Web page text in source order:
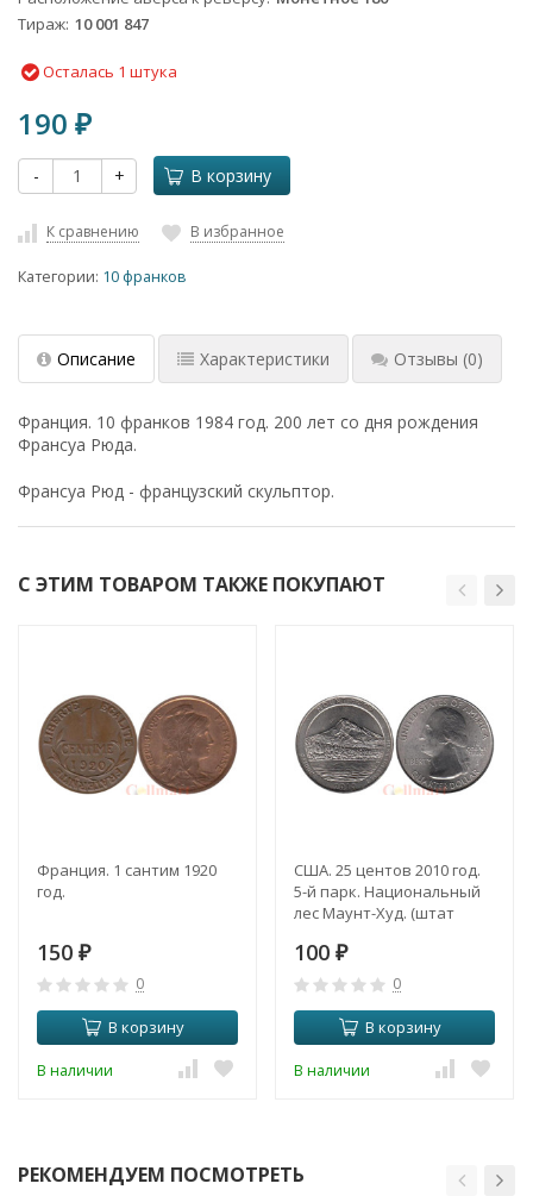
Тираж 10 001 847
Осталась 1 штука
190 ₽
- + В корзину
К сравнению В избранное
Категории: 10 франков
Описание Характеристики Отзывы (0)
Франция. 10 франков 1984 год. 200 лет со дня рождения
Франсуа Рюда.
Франсуа Рюд - французский скульптор.
С ЭТИМ ТОВАРОМ ТАКЖЕ ПОКУПАЮТ
Франция. 1 сантим 1920
год.
150 ₽
0
В корзину
В наличии
США. 25 центов 2010 год.
5-й парк. Национальный
лес Маунт-Худ. (штат
100 ₽
0
В корзину
В наличии
РЕКОМЕНДУЕМ ПОСМОТРЕТЬ